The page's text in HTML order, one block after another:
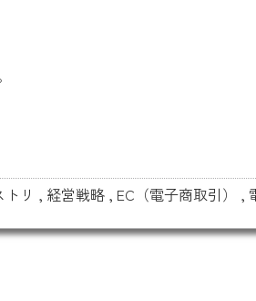
リ , 経営戦略 , EC（電子商取引） ,